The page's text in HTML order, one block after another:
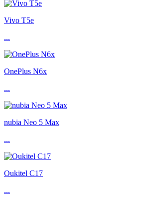
Vivo T5e
...
OnePlus N6x
...
nubia Neo 5 Max
...
Oukitel C17
...